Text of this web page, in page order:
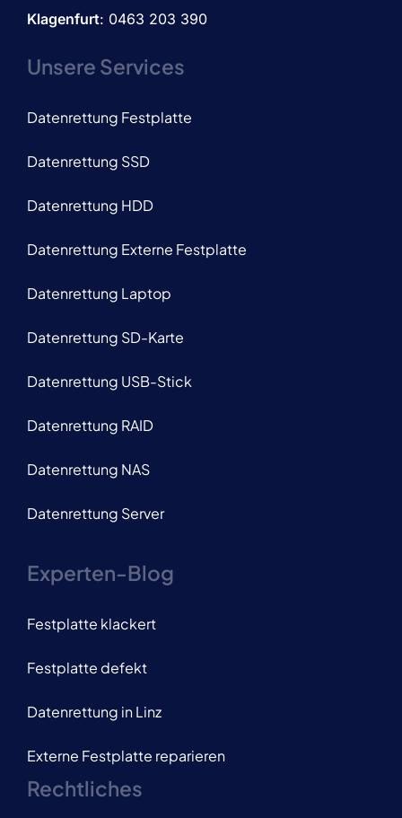
Klagenfurt: 0463 203 390
Unsere Services
Datenrettung Festplatte
Datenrettung SSD
Datenrettung HDD
Datenrettung Externe Festplatte
Datenrettung Laptop
Datenrettung SD-Karte
Datenrettung USB-Stick
Datenrettung RAID
Datenrettung NAS
Datenrettung Server
Experten-Blog
Festplatte klackert
Festplatte defekt
Datenrettung in Linz
Externe Festplatte reparieren
Rechtliches